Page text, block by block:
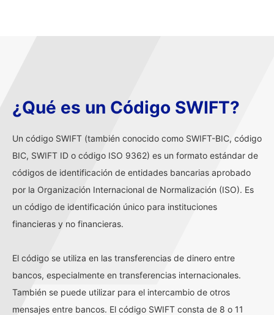
¿Qué es un Código SWIFT?
Un código SWIFT (también conocido como SWIFT-BIC, código
BIC, SWIFT ID o código ISO 9362) es un formato estándar de
códigos de identificación de entidades bancarias aprobado
por la Organización Internacional de Normalización (ISO). Es
un código de identificación único para instituciones
financieras y no financieras.
El código se utiliza en las transferencias de dinero entre
bancos, especialmente en transferencias internacionales.
También se puede utilizar para el intercambio de otros
mensajes entre bancos. El código SWIFT consta de 8 o 11